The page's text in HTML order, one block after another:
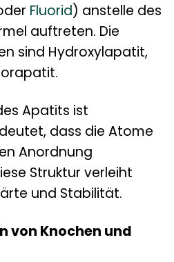
Fluorid) anstelle des
auftreten. Die
sind Hydroxylapatit,
Apatits ist
dass die Atome
Anordnung
Struktur verleiht
und Stabilität.
von Knochen und